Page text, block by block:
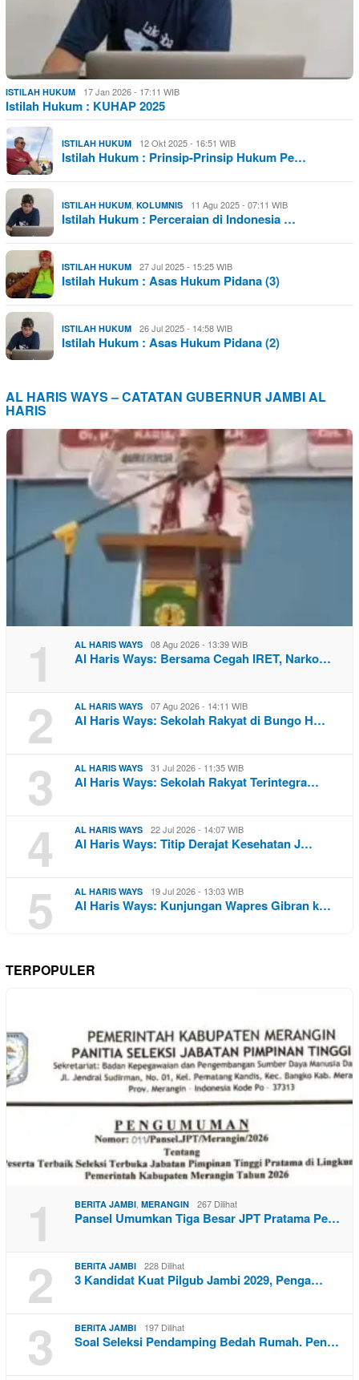
ISTILAH HUKUM 17 Jan 2026 - 17:11 WIB
Istilah Hukum : KUHAP 2025
ISTILAH HUKUM 12 Okt 2025 - 16:51 WIB
Istilah Hukum : Prinsip-Prinsip Hukum Pe…
ISTILAH HUKUM, KOLUMNIS 11 Agu 2025 - 07:11 WIB
Istilah Hukum : Perceraian di Indonesia …
ISTILAH HUKUM 27 Jul 2025 - 15:25 WIB
Istilah Hukum : Asas Hukum Pidana (3)
ISTILAH HUKUM 26 Jul 2025 - 14:58 WIB
Istilah Hukum : Asas Hukum Pidana (2)
AL HARIS WAYS – CATATAN GUBERNUR JAMBI AL
HARIS
1 AL HARIS WAYS 08 Agu 2026 - 13:39 WIB
Al Haris Ways: Bersama Cegah IRET, Narko…
2 AL HARIS WAYS 07 Agu 2026 - 14:11 WIB
Al Haris Ways: Sekolah Rakyat di Bungo H…
3 AL HARIS WAYS 31 Jul 2026 - 11:35 WIB
Al Haris Ways: Sekolah Rakyat Terintegra…
4 AL HARIS WAYS 22 Jul 2026 - 14:07 WIB
Al Haris Ways: Titip Derajat Kesehatan J…
5 AL HARIS WAYS 19 Jul 2026 - 13:03 WIB
Al Haris Ways: Kunjungan Wapres Gibran k…
TERPOPULER
1 BERITA JAMBI, MERANGIN 267 Dilihat
Pansel Umumkan Tiga Besar JPT Pratama Pe…
2 BERITA JAMBI 228 Dilihat
3 Kandidat Kuat Pilgub Jambi 2029, Penga…
3 BERITA JAMBI 197 Dilihat
Soal Seleksi Pendamping Bedah Rumah. Pen…